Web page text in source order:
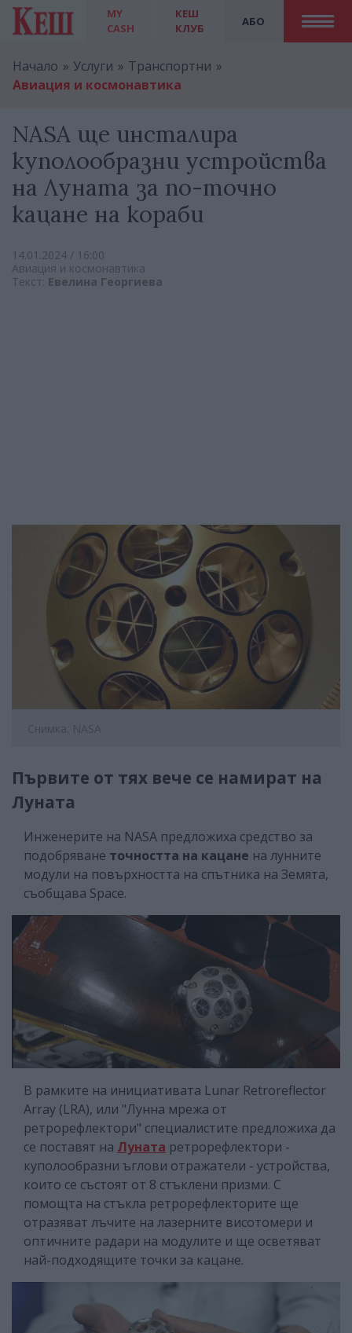
MY
CASH
АБО
КЕШ
КЛУБ
Начало Услуги
Транспортни
Авиация и космонавтика
NASA ще инсталира
куполообразни устройства
на Луната за по-точно
кацане на кораби
14.01.2024 / 16:00
Авиация и космонавтика
Текст: Евелина Георгиева
Снимка: NASA
Първите от тях вече се намират на
Луната
Инженерите на NASA предложиха средство за
подобряване точността на кацане на лунните
модули на повърхността на спътника на Земята,
съобщава Space.
В рамките на инициативата Lunar Retroreflector
Array (LRA), или "Лунна мрежа от
ретрорефлектори" специалистите предложиха да
се поставят на Луната ретрорефлектори -
куполообразни ъглови отражатели - устройства,
които се състоят от 8 стъклени призми. С
помощта на стъкла ретрорефлекторите ще
отразяват лъчите на лазерните висотомери и
оптичните радари на модулите и ще осветяват
най-подходящите точки за кацане.